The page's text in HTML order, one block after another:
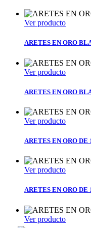
Ver producto
ARETES EN ORO
Ver producto
ARETES EN ORO
Ver producto
ARETES EN ORO DE
Ver producto
ARETES EN ORO
Ver producto